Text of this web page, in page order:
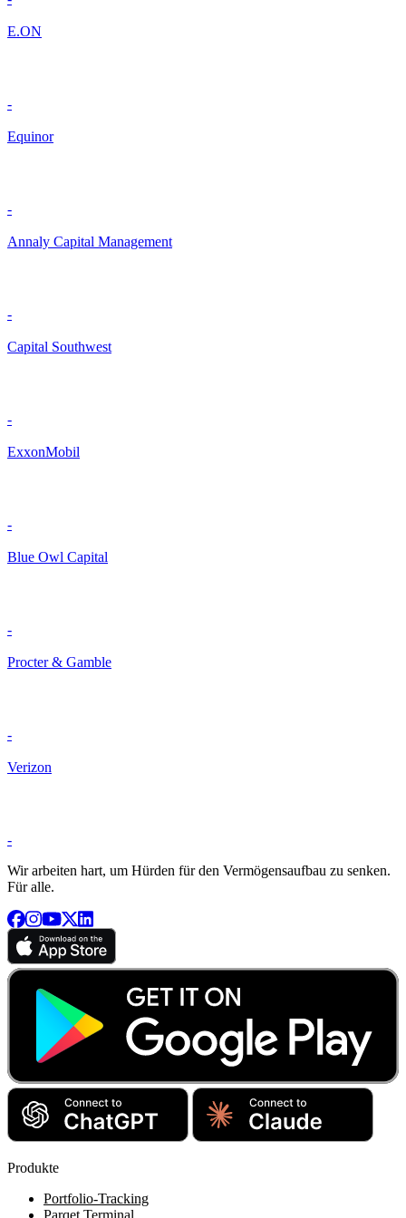
E.ON
-
Equinor
-
Annaly Capital Management
-
Capital Southwest
-
ExxonMobil
-
Blue Owl Capital
-
Procter & Gamble
-
Verizon
-
Wir arbeiten hart, um Hürden für den Vermögensaufbau zu senken.
Für alle.
Produkte
Portfolio-Tracking
Parqet Terminal